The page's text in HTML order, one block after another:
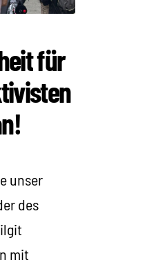
für
unser
des
mit